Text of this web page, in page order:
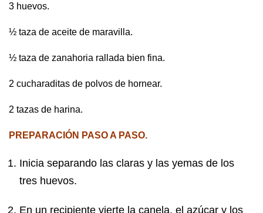
3 huevos.
½ taza de aceite de maravilla.
½ taza de zanahoria rallada bien fina.
2 cucharaditas de polvos de hornear.
2 tazas de harina.
PREPARACIÓN PASO A PASO.
Inicia separando las claras y las yemas de los
tres huevos.
En un recipiente vierte la canela, el azúcar y los